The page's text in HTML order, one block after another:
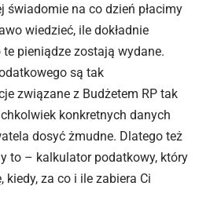
świadomie na co dzień płacimy
wiedzieć, ile dokładnie
pieniądze zostają wydane.
są tak
związane z Budżetem RP tak
konkretnych danych
dosyć żmudne. Dlatego też
to – kalkulator podatkowy, który
za co i ile zabiera Ci